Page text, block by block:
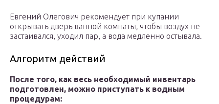
Евгений Олегович рекомендует при купании
открывать дверь ванной комнаты, чтобы воздух не
застаивался, уходил пар, а вода медленно остывала.
Алгоритм действий
После того, как весь необходимый инвентарь
подготовлен, можно приступать к водным
процедурам: